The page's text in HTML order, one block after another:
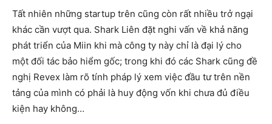
Tất nhiên những startup trên cũng còn rất nhiều trở ngại
khác cần vượt qua. Shark Liên đặt nghi vấn về khả năng
phát triển của Miin khi mà công ty này chỉ là đại lý cho
một đối tác bảo hiểm gốc; trong khi đó các Shark cũng đề
nghị Revex làm rõ tính pháp lý xem việc đầu tư trên nền
tảng của mình có phải là huy động vốn khi chưa đủ điều
kiện hay không…